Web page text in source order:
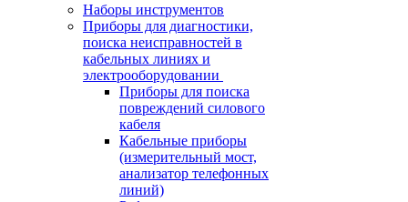
Наборы инструментов
Приборы для диагностики,
поиска неисправностей в
кабельных линиях и
электрооборудовании
Приборы для поиска
повреждений силового
кабеля
Кабельные приборы
(измерительный мост,
анализатор телефонных
линий)